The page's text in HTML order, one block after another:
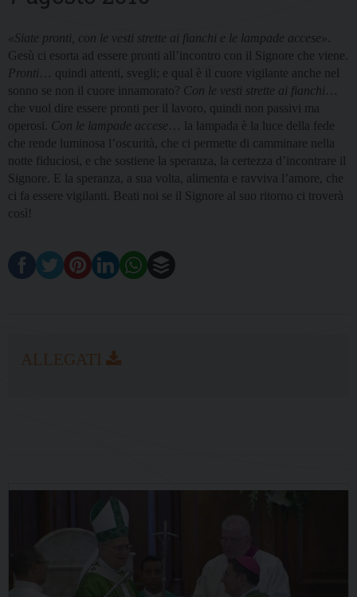
«Siate pronti, con le vesti strette ai fianchi e le lampade accese»
Gesù ci esorta ad essere pronti all’incontro con il Signore che viene.
Pronti… quindi attenti, svegli; e qual è il cuore vigilante anche nel
sonno se non il cuore innamorato? Con le vesti strette ai fianchi…
che vuol dire essere pronti per il lavoro, quindi non passivi ma
operosi. Con le lampade accese… la lampada è la luce della fede
che rende luminosa l’oscurità, che ci permette di camminare nella
notte fiduciosi, e che sostiene la speranza, la certezza d’incontrare il
Signore. E la speranza, a sua volta, alimenta e ravviva l’amore, che
ci fa essere vigilanti. Beati noi se il Signore al suo ritorno ci troverà
così!